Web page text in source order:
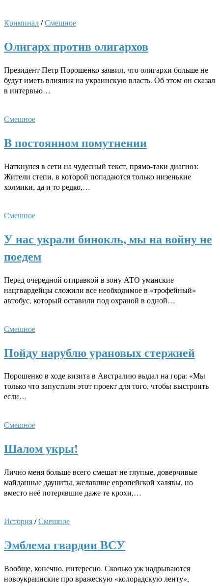
Криминал/Смешное
Олигарх против олигархов
Президент Петр Порошенко заявил, что олигархи больше не
будут иметь влияния на украинскую власть. Об этом он сказал
в интервью…
Смешное
В постоянном помутнении
Наткнулся в сети на чудесный текст, прямо-таки диагноз:
Жители степи, в которой попадаются только низенькие
холмики, да и то редко,…
Смешное
У нас украли бинокль, мы на войну не
поедем
Перед очередной отправкой в зону АТО уманские
нацгвардейцы сложили все необходимое в «трофейный»
автобус, который оставили под охраной в одной…
Смешное
Пойду нарублю урановых стержней
Порошенко в ходе визита в Австралию выдал на гора: «Мы
только что запустили этот проект для того, чтобы выстроить
если…
Смешное
Шалом укры!
Лично меня больше всего смешат не глупые, доверчивые
майданные дауниты, желавшие европейской халявы, но
вместо неё потерявшие даже те крохи,…
История/Смешное
Эмблема гвардии ВСУ
Вообще, конечно, интересно. Сколько уж надрываются
новоукраинские про вражескую «колорадскую ленту»,